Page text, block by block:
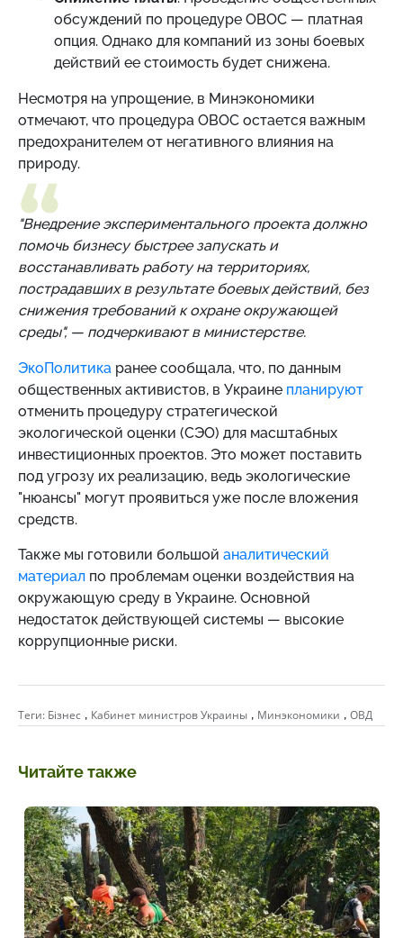
обсуждений по процедуре ОВОС — платная
опция. Однако для компаний из зоны боевых
действий ее стоимость будет снижена.
Несмотря на упрощение, в Минэкономики
отмечают, что процедура ОВОС остается важным
предохранителем от негативного влияния на
природу.
"Внедрение экспериментального проекта должно
помочь бизнесу быстрее запускать и
восстанавливать работу на территориях,
пострадавших в результате боевых действий, без
снижения требований к охране окружающей
среды", — подчеркивают в министерстве.
ЭкоПолитика ранее сообщала, что, по данным
общественных активистов, в Украине планируют
отменить процедуру стратегической
экологической оценки (СЭО) для масштабных
инвестиционных проектов. Это может поставить
под угрозу их реализацию, ведь экологические
"нюансы" могут проявиться уже после вложения
средств.
Также мы готовили большой аналитический
материал по проблемам оценки воздействия на
окружающую среду в Украине. Основной
недостаток действующей системы — высокие
коррупционные риски.
Теги: Бізнес , Кабинет министров Украины , Минэкономики , ОВД
Читайте также